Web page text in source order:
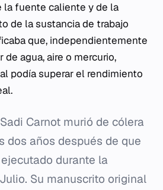
la fuente caliente y de la
de la sustancia de trabajo
que, independientemente
de agua, aire o mercurio,
podía superar el rendimiento
Sadi Carnot murió de cólera
dos años después de que
durante la
Su manuscrito original